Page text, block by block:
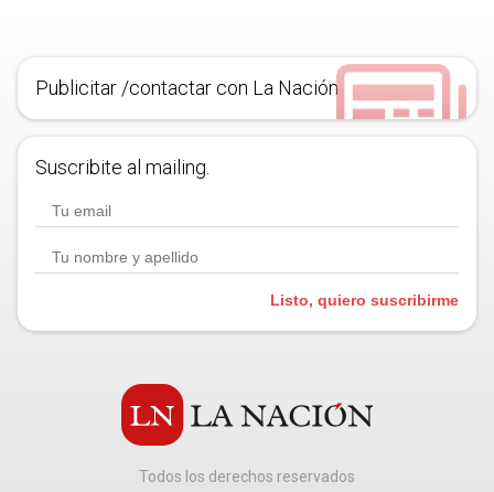
Publicitar /contactar con La Nación
Suscribite al mailing.
Listo, quiero suscribirme
Todos los derechos reservados